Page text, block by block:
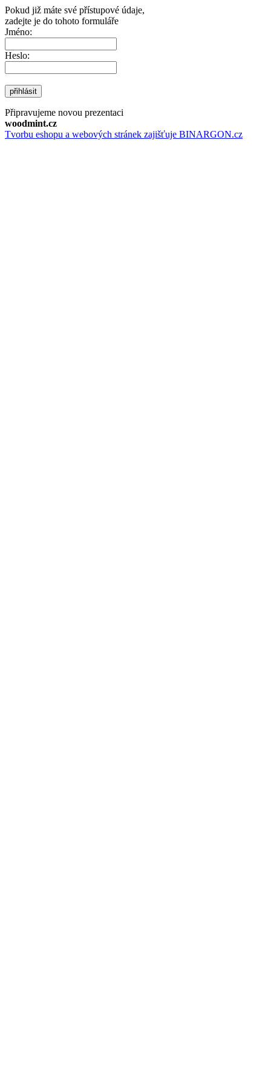
Pokud již máte své přístupové údaje,
zadejte je do tohoto formuláře
Jméno:
Heslo:
přihlásit
Připravujeme novou prezentaci
woodmint.cz
Tvorbu eshopu a webových stránek zajišťuje BINARGON.cz